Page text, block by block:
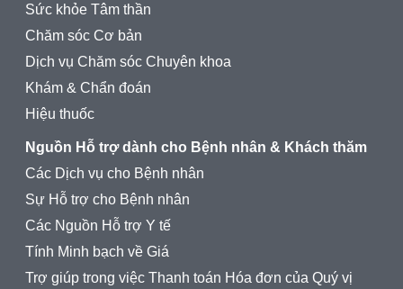
Sức khỏe Tâm thần
Chăm sóc Cơ bản
Dịch vụ Chăm sóc Chuyên khoa
Khám & Chẩn đoán
Hiệu thuốc
Nguồn Hỗ trợ dành cho Bệnh nhân & Khách thăm
Các Dịch vụ cho Bệnh nhân
Sự Hỗ trợ cho Bệnh nhân
Các Nguồn Hỗ trợ Y tế
Tính Minh bạch về Giá
Trợ giúp trong việc Thanh toán Hóa đơn của Quý vị